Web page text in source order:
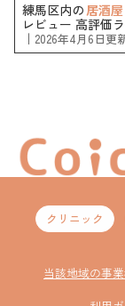
練馬区内の 居酒屋
レビュー 高評価
｜ 2026年4月6日更
クリニック
当該地域の事